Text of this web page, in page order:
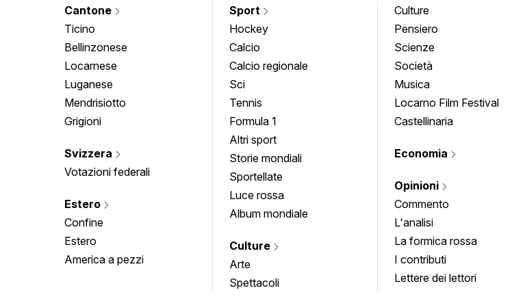
Cantone
Ticino
Bellinzonese
Locarnese
Luganese
Mendrisiotto
Grigioni
Svizzera
Votazioni federali
Estero
Confine
Estero
America a pezzi
Sport
Hockey
Calcio
Calcio regionale
Sci
Tennis
Formula 1
Altri sport
Storie mondiali
Sportellate
Luce rossa
Album mondiale
Culture
Arte
Spettacoli
Culture
Pensiero
Scienze
Società
Musica
Locarno Film Festival
Castellinaria
Economia
Opinioni
Commento
L'analisi
La formica rossa
I contributi
Lettere dei lettori